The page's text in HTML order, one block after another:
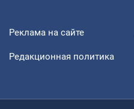
Реклама на сайте
Редакционная политика